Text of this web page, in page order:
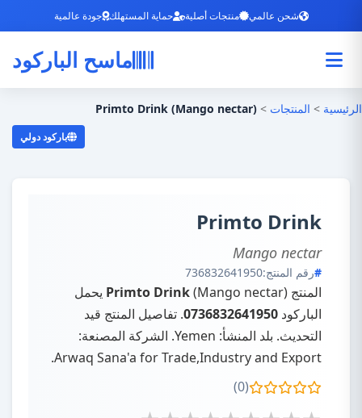
شحن عالمي منتجات أصلية حماية المستهلك جودة عالمية
ماسح الباركود
الرئيسية > المنتجات >
Primto Drink (Mango nectar)
باركود دولي
Primto Drink
Mango nectar
رقم المنتج:736832641950
المنتج Primto Drink (Mango nectar) يحمل
الباركود 0736832641950. تفاصيل المنتج قيد
التحديث. بلد المنشأ: Yemen. الشركة المصنعة:
Arwaq Sana'a for Trade,Industry and Export.
(0)